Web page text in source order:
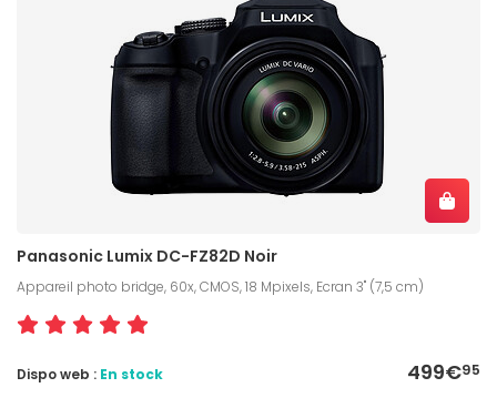
Panasonic Lumix DC-FZ82D Noir
Appareil photo bridge, 60x, CMOS, 18 Mpixels, Ecran 3" (7,5 cm)
499€95
Dispo web : En stock